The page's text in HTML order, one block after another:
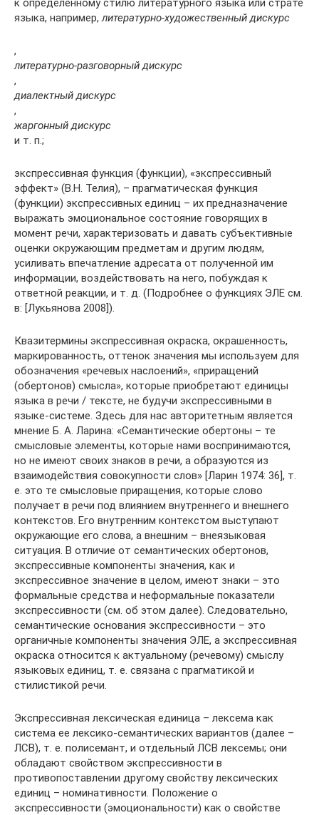
к определенному стилю литературного языка или страте
языка, например,литературно-художественный дискурс
,
литературно-разговорный дискурс
,
диалектный дискурс
,
жаргонный дискурс
и т. п.;
экспрессивная функция (функции), «экспрессивный
эффект» (В.Н. Телия), – прагматическая функция
(функции) экспрессивных единиц – их предназначение
выражать эмоциональное состояние говорящих в
момент речи, характеризовать и давать субъективные
оценки окружающим предметам и другим людям,
усиливать впечатление адресата от полученной им
информации, воздействовать на него, побуждая к
ответной реакции, и т. д. (Подробнее о функциях ЭЛЕ см.
в: [Лукьянова 2008]).
Квазитермины экспрессивная окраска, окрашенность,
маркированность, оттенок значения мы используем для
обозначения «речевых наслоений», «приращений
(обертонов) смысла», которые приобретают единицы
языка в речи / тексте, не будучи экспрессивными в
языке-системе. Здесь для нас авторитетным является
мнение Б. А. Ларина: «Семантические обертоны – те
смысловые элементы, которые нами воспринимаются,
но не имеют своих знаков в речи, а образуются из
взаимодействия совокупности слов» [Ларин 1974: 36], т.
е. это те смысловые приращения, которые слово
получает в речи под влиянием внутреннего и внешнего
контекстов. Его внутренним контекстом выступают
окружающие его слова, а внешним – внеязыковая
ситуация. В отличие от семантических обертонов,
экспрессивные компоненты значения, как и
экспрессивное значение в целом, имеют знаки – это
формальные средства и неформальные показатели
экспрессивности (см. об этом далее). Следовательно,
семантические основания экспрессивности – это
органичные компоненты значения ЭЛЕ, а экспрессивная
окраска относится к актуальному (речевому) смыслу
языковых единиц, т. е. связана с прагматикой и
стилистикой речи.
Экспрессивная лексическая единица – лексема как
система ее лексико-семантических вариантов (далее –
ЛСВ), т. е. полисемант, и отдельный ЛСВ лексемы; они
обладают свойством экспрессивности в
противопоставлении другому свойству лексических
единиц – номинативности. Положение о
экспрессивности (эмоциональности) как о свойстве